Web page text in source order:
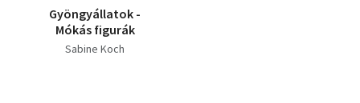
Gyöngyállatok -
Mókás figurák
Sabine Koch